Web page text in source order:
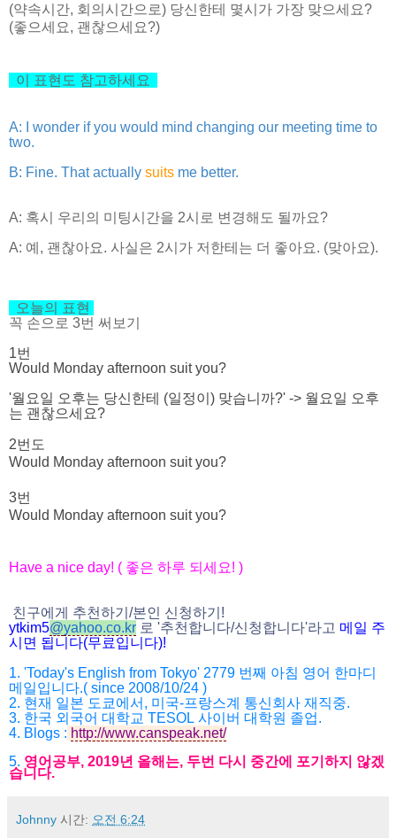
(약속시간, 회의시간으로) 당신한테 몇시가 가장 맞으세요?
(좋으세요, 괜찮으세요?)
이 표현도 참고하세요
A: I wonder if you would mind changing our meeting time to
two.
B: Fine. That actually suits me better.
A: 혹시 우리의 미팅시간을 2시로 변경해도 될까요?
A: 예, 괜찮아요. 사실은 2시가 저한테는 더 좋아요. (맞아요).
오늘의 표현
꼭 손으로 3번 써보기
1번
Would Monday afternoon suit you?
'월요일 오후는 당신한테 (일정이) 맞습니까?' -> 월요일 오후
는 괜찮으세요?
2번도
Would Monday afternoon suit you?
3번
Would Monday afternoon suit you?
Have a nice day! ( 좋은 하루 되세요! )
친구에게 추천하기 /본인 신청하기 !
ytkim5@yahoo.co.kr 로 '추천합니다/신청합니다'라고 메일 주
시면 됩니다(무료입니다)!
1. 'Today's English from Tokyo' 2779 번째 아침 영어 한마디
메일입니다.( since 2008/10/24 )
2. 현재 일본 도쿄에서 , 미국-프랑스계 통신회사 재직중.
3. 한국 외국어 대학교 TESOL 사이버 대학원 졸업.
4. Blogs : http://www.canspeak.net/
5. 영어공부, 2019년 올해는, 두번 다시 중간에 포기하지 않겠
습니다.
Johnny 시간: 오전 6:24